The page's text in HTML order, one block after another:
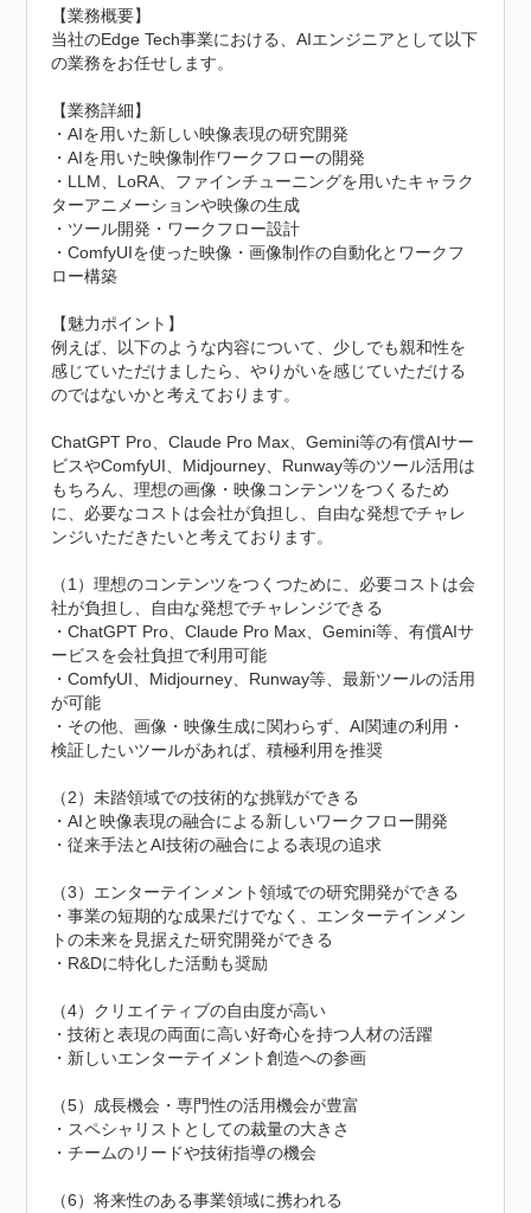
【業務概要】
当社のEdge Tech事業における、AIエンジニアとして以下
の業務をお任せします。
【業務詳細】
・AIを用いた新しい映像表現の研究開発
・AIを用いた映像制作ワークフローの開発
・LLM、LoRA、ファインチューニングを用いたキャラク
ターアニメーションや映像の生成
・ツール開発・ワークフロー設計
・ComfyUIを使った映像・画像制作の自動化とワークフ
ロー構築
【魅力ポイント】
例えば、以下のような内容について、少しでも親和性を
感じていただけましたら、やりがいを感じていただける
のではないかと考えております。
ChatGPT Pro、Claude Pro Max、Gemini等の有償AIサー
ビスやComfyUI、Midjourney、Runway等のツール活用は
もちろん、理想の画像・映像コンテンツをつくるため
に、必要なコストは会社が負担し、自由な発想でチャレ
ンジいただきたいと考えております。
（1）理想のコンテンツをつくつために、必要コストは会
社が負担し、自由な発想でチャレンジできる
・ChatGPT Pro、Claude Pro Max、Gemini等、有償AIサ
ービスを会社負担で利用可能
・ComfyUI、Midjourney、Runway等、最新ツールの活用
が可能
・その他、画像・映像生成に関わらず、AI関連の利用・
検証したいツールがあれば、積極利用を推奨
（2）未踏領域での技術的な挑戦ができる
・AIと映像表現の融合による新しいワークフロー開発
・従来手法とAI技術の融合による表現の追求
（3）エンターテインメント領域での研究開発ができる
・事業の短期的な成果だけでなく、エンターテインメン
トの未来を見据えた研究開発ができる
・R&Dに特化した活動も奨励
（4）クリエイティブの自由度が高い
・技術と表現の両面に高い好奇心を持つ人材の活躍
・新しいエンターテイメント創造への参画
（5）成長機会・専門性の活用機会が豊富
・スペシャリストとしての裁量の大きさ
・チームのリードや技術指導の機会
（6）将来性のある事業領域に携われる